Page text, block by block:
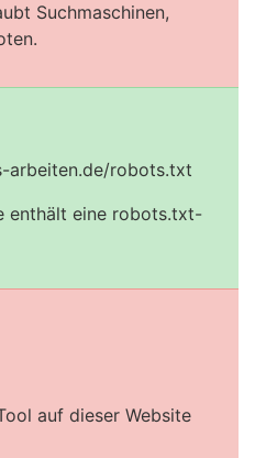
Suchmaschinen,
arbeiten.de/robots.txt
enthält eine robots.txt-
auf dieser Website